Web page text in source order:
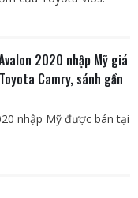
2020 nhập Mỹ giá
Camry, sánh gần
nhập Mỹ được bán tại